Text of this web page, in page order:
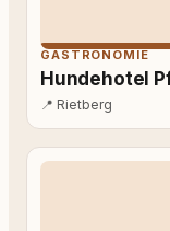
GASTRONOMIE
Hundehotel
📍 Rietberg